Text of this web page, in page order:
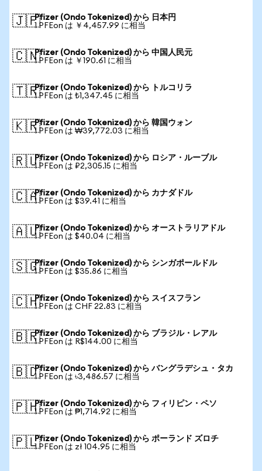
🇯🇵Pfizer (Ondo Tokenized) から 日本円
1 PFEon は ￥4,457.99 に相当
🇨🇳Pfizer (Ondo Tokenized) から 中国人民元
1 PFEon は ￥190.61 に相当
🇹🇷Pfizer (Ondo Tokenized) から トルコリラ
1 PFEon は ₺1,347.45 に相当
🇰🇷Pfizer (Ondo Tokenized) から 韓国ウォン
1 PFEon は ₩39,772.03 に相当
🇷🇺Pfizer (Ondo Tokenized) から ロシア・ルーブル
1 PFEon は ₽2,305.15 に相当
🇨🇦Pfizer (Ondo Tokenized) から カナダドル
1 PFEon は $39.41 に相当
🇦🇺Pfizer (Ondo Tokenized) から オーストラリアドル
1 PFEon は $40.04 に相当
🇸🇬Pfizer (Ondo Tokenized) から シンガポールドル
1 PFEon は $35.86 に相当
🇨🇭Pfizer (Ondo Tokenized) から スイスフラン
1 PFEon は CHF 22.83 に相当
🇧🇷Pfizer (Ondo Tokenized) から ブラジル・レアル
1 PFEon は R$144.00 に相当
🇧🇩Pfizer (Ondo Tokenized) から バングラデシュ・タカ
1 PFEon は ৳3,486.57 に相当
🇵🇭Pfizer (Ondo Tokenized) から フィリピン・ペソ
1 PFEon は ₱1,714.92 に相当
🇵🇱Pfizer (Ondo Tokenized) から ポーランド ズロチ
1 PFEon は zł 104.95 に相当